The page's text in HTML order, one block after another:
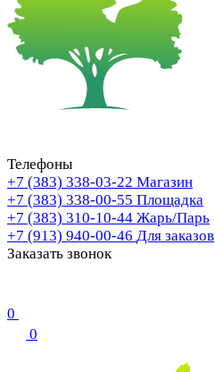
Телефоны
+7 (383) 338-03-22 Магазин
+7 (383) 338-00-55 Площадка
+7 (383) 310-10-44 Жарь/Парь
+7 (913) 940-00-46 Для заказов
Заказать звонок
0
0